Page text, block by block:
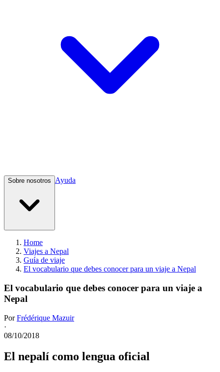
Sobre nosotros Ayuda
Home
Viajes a Nepal
Guía de viaje
El vocabulario que debes conocer para un viaje a Nepal
El vocabulario que debes conocer para un viaje a
Nepal
PorFrédérique Mazuir
·
08/10/2018
El nepalí como lengua oficial